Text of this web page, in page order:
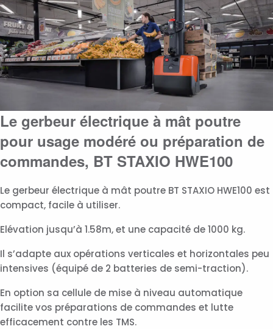
Le gerbeur électrique à mât poutre
pour usage modéré ou préparation de
commandes, BT STAXIO HWE100
Le gerbeur électrique à mât poutre BT STAXIO HWE100 est
compact, facile à utiliser.
Elévation jusqu’à 1.58m, et une capacité de 1000 kg.
Il s’adapte aux opérations verticales et horizontales peu
intensives (équipé de 2 batteries de semi-traction).
En option sa cellule de mise à niveau automatique
facilite vos préparations de commandes et lutte
efficacement contre les TMS.